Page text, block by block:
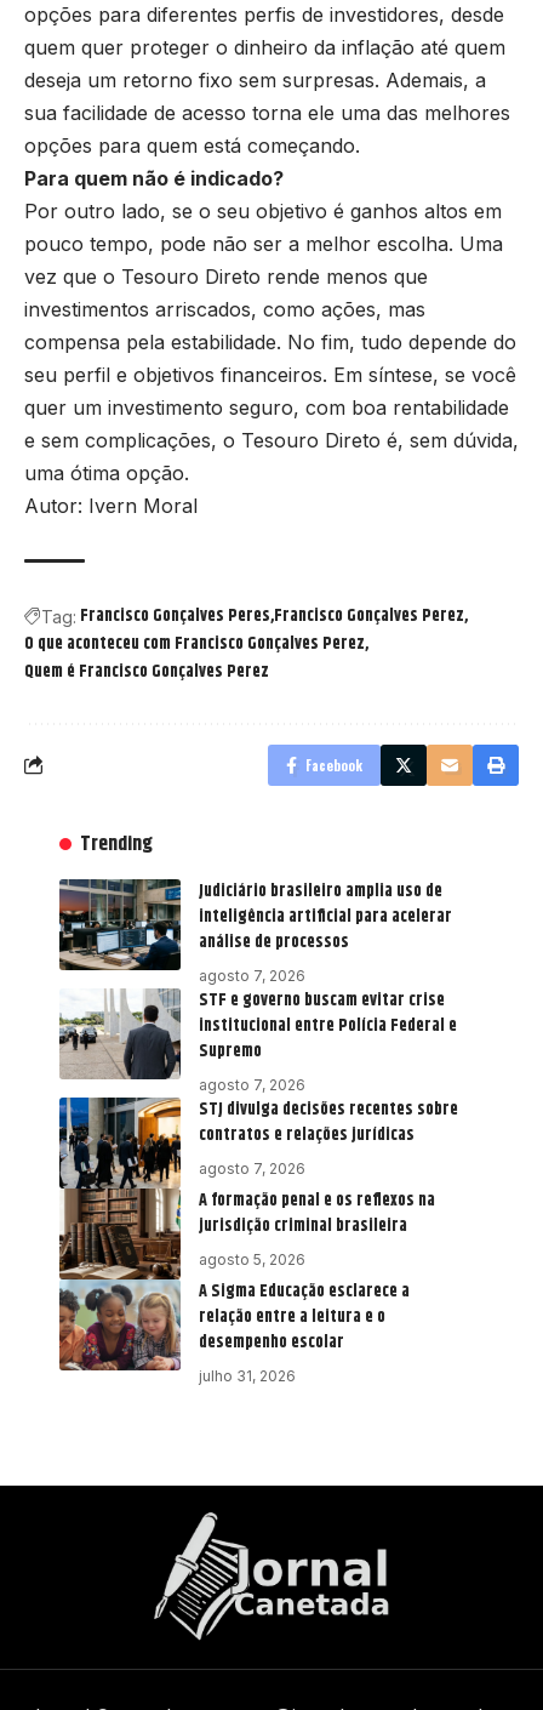
opções para diferentes perfis de investidores, desde
quem quer proteger o dinheiro da inflação até quem
deseja um retorno fixo sem surpresas. Ademais, a
sua facilidade de acesso torna ele uma das melhores
opções para quem está começando.
Para quem não é indicado?
Por outro lado, se o seu objetivo é ganhos altos em
pouco tempo, pode não ser a melhor escolha. Uma
vez que o Tesouro Direto rende menos que
investimentos arriscados, como ações, mas
compensa pela estabilidade. No fim, tudo depende do
seu perfil e objetivos financeiros. Em síntese, se você
quer um investimento seguro, com boa rentabilidade
e sem complicações, o Tesouro Direto é, sem dúvida,
uma ótima opção.
Autor: Ivern Moral
Tag: Francisco Gonçalves Peres Francisco Gonçalves Perez
O que aconteceu com Francisco Gonçalves Perez
Quem é Francisco Gonçalves Perez
Facebook
Trending
Judiciário brasileiro amplia uso de
inteligência artificial para acelerar
análise de processos
agosto 7, 2026
STF e governo buscam evitar crise
institucional entre Polícia Federal e
Supremo
agosto 7, 2026
STJ divulga decisões recentes sobre
contratos e relações jurídicas
agosto 7, 2026
A formação penal e os reflexos na
jurisdição criminal brasileira
agosto 5, 2026
A Sigma Educação esclarece a
relação entre a leitura e o
desempenho escolar
julho 31, 2026